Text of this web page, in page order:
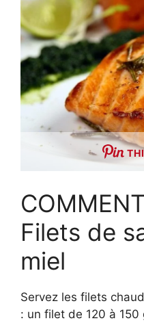
Filets de
miel
Servez les filets
: un filet de 120 à